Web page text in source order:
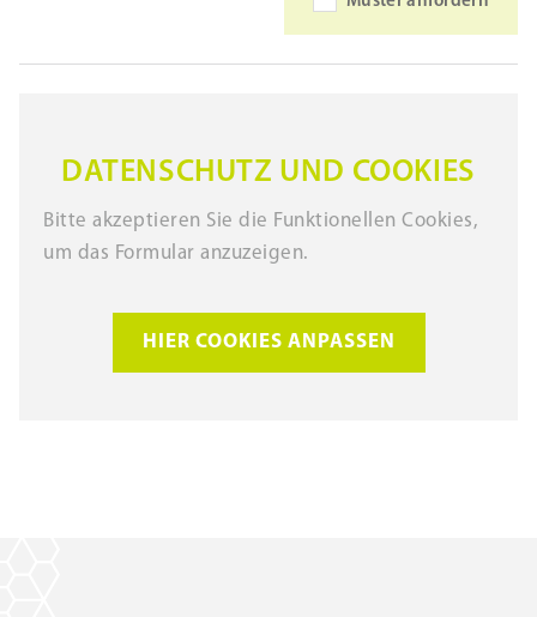
DATENSCHUTZ UND COOKIES
Bitte akzeptieren Sie die Funktionellen Cookies,
um das Formular anzuzeigen.
HIER COOKIES ANPASSEN